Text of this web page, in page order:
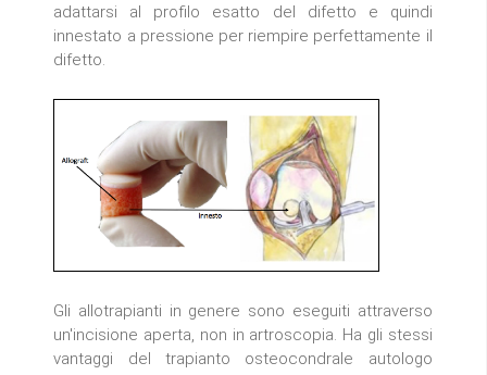
adattarsi al profilo esatto del difetto e quindi
innestato a pressione per riempire perfettamente il
difetto.
Gli allotrapianti in genere sono eseguiti attraverso
un'incisione aperta, non in artroscopia. Ha gli stessi
vantaggi del trapianto osteocondrale autologo